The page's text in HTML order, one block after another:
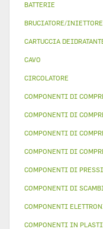
BATTERIE
BRUCIATORE/INIETTORE
CARTUCCIA
CAVO
CIRCOLATORE
COMPONENTI DI
COMPONENTI DI
COMPONENTI DI
COMPONENTI DI
COMPONENTI DI
COMPONENTI DI
COMPONENTI
COMPONENTI IN